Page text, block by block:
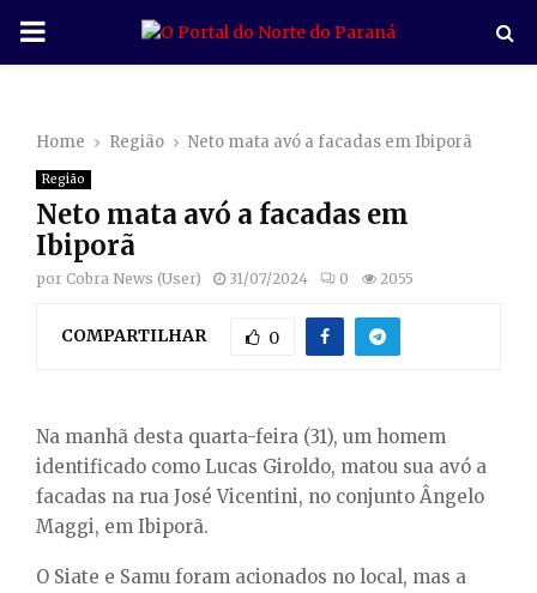
P
M
A
Y
M
Home Região Neto mata avó a facadas em Ibiporã
Região
Neto mata avó a facadas em
Ibiporã
por Cobra News (User) 31/07/2024 0 2055
COMPARTILHAR 0
Na manhã desta quarta-feira (31), um homem
identificado como Lucas Giroldo, matou sua avó a
facadas na rua José Vicentini, no conjunto Ângelo
Maggi, em Ibiporã.
O Siate e Samu foram acionados no local, mas a